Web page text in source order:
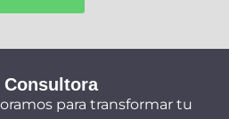
Consultora
para transformar tu